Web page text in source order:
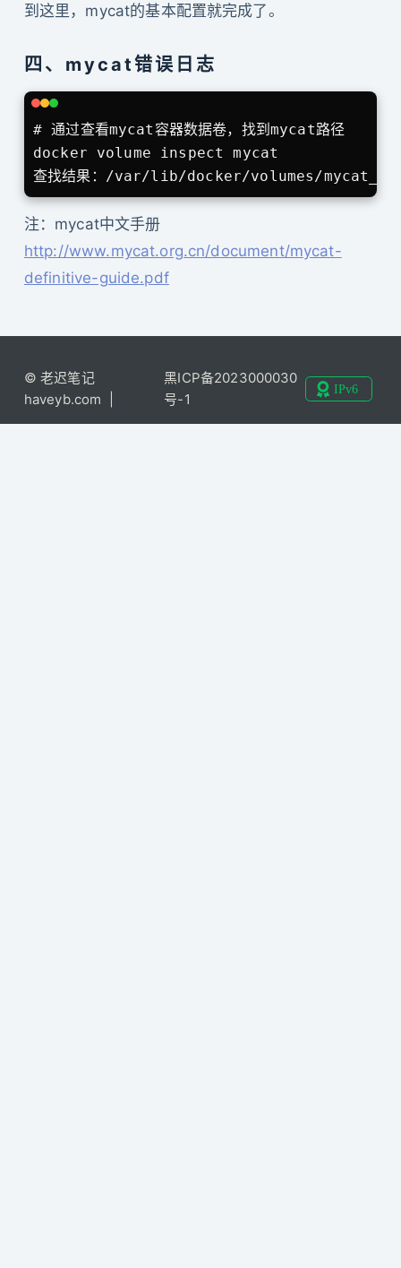
到这里，mycat的基本配置就完成了。
四、mycat错误日志
# 通过查看mycat容器数据卷，找到mycat路径
docker volume inspect mycat
查找结果：/var/lib/docker/volumes/
注：mycat中文手册
http://www.mycat.org.cn/document/mycat-
definitive-guide.pdf
© 老迟笔记
haveyb.com |
黑ICP备2023000030
号-1